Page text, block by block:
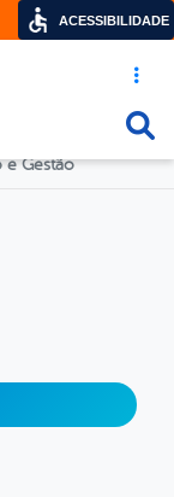
Acesso
e Gestão
ACESSIBILIDADE